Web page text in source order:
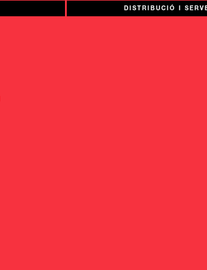
DISTRIBUCIÓ I